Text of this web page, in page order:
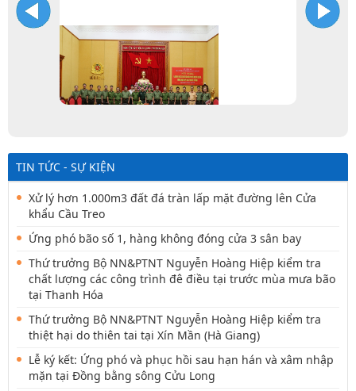
TIN TỨC - SỰ KIỆN
Xử lý hơn 1.000m3 đất đá tràn lấp mặt đường lên Cửa
khẩu Cầu Treo
Ứng phó bão số 1, hàng không đóng cửa 3 sân bay
Thứ trưởng Bộ NN&PTNT Nguyễn Hoàng Hiệp kiểm tra
chất lượng các công trình đê điều tại trước mùa mưa bão
tại Thanh Hóa
Thứ trưởng Bộ NN&PTNT Nguyễn Hoàng Hiệp kiểm tra
thiệt hại do thiên tai tại Xín Mần (Hà Giang)
Lễ ký kết: Ứng phó và phục hồi sau hạn hán và xâm nhập
mặn tại Đồng bằng sông Cửu Long